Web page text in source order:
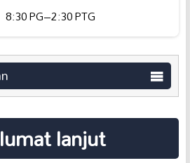
8:30 PG–2:30 PTG
lanjut